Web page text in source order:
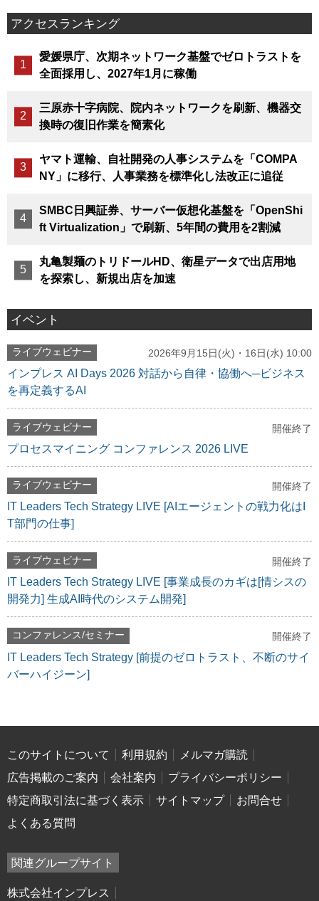
アクセスランキング
愛媛県庁、次期ネットワーク基盤でゼロトラストを
全面採用し、2027年1月に稼働
三原赤十字病院、院内ネットワークを刷新、機器交
換時の復旧作業を簡素化
ヤマト運輸、自社開発の人事システムを「COMPA
NY」に移行、人事業務を標準化し法改正に追従
SMBC日興証券、サーバー仮想化基盤を「OpenShi
ft Virtualization」で刷新、5年間の費用を2割減
丸亀製麺のトリドールHD、衛星データで出店用地
を探索し、新規出店を加速
イベント
ライブウェビナー 2026年9月15日(火)・16日(水) 10:00
インプレス AI Days 2026 対話から自律・協働へ─ビジネス
を再定義するAI
ライブウェビナー 開催終了
プロセスマイニング コンファレンス 2026 LIVE
ライブウェビナー 開催終了
IT Leaders Tech Strategy LIVE [AIエージェントの戦力化はI
T部門の仕事]
ライブウェビナー 開催終了
IT Leaders Tech Strategy LIVE [事業成長のカギは[情シスの
開発力] 生成AI時代のシステム開発]
コンファレンス/セミナー 開催終了
IT Leaders Tech Strategy [前提のゼロトラスト、不断のサイ
バーハイジーン]
このサイトについて 利用規約
メルマガ購読
広告掲載のご案内
会社案内
プライバシーポリシー
特定商取引法に基づく表示
サイトマップ
お問合せ
よくある質問
関連グループサイト
株式会社インプレス